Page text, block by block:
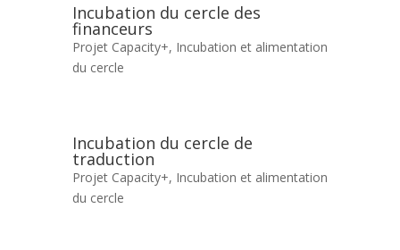
Incubation du cercle des
financeurs
Projet Capacity+, Incubation et alimentation
du cercle
Incubation du cercle de
traduction
Projet Capacity+, Incubation et alimentation
du cercle